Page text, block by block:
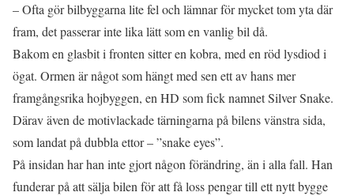
– Ofta gör bilbyggarna lite fel och lämnar för mycket tom yta där
fram, det passerar inte lika lätt som en vanlig bil då.
Bakom en glasbit i fronten sitter en kobra, med en röd lysdiod i
ögat. Ormen är något som hängt med sen ett av hans mer
framgångsrika hojbyggen, en HD som fick namnet Silver Snake.
Därav även de motivlackade tärningarna på bilens vänstra sida,
som landat på dubbla ettor – ”snake eyes”.
På insidan har han inte gjort någon förändring, än i alla fall. Han
funderar på att sälja bilen för att få loss pengar till ett nytt bygge